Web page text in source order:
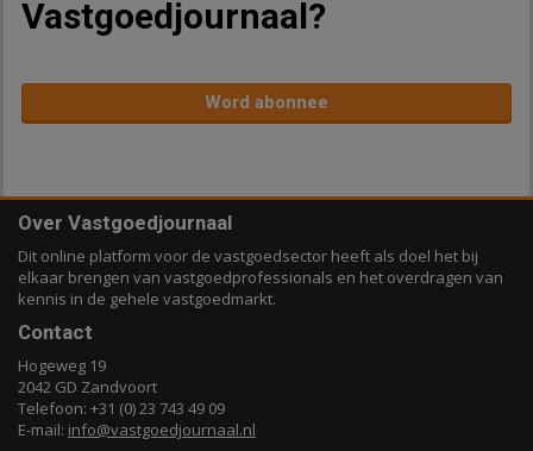
Vastgoedjournaal?
Word abonnee
Over Vastgoedjournaal
Dit online platform voor de vastgoedsector heeft als doel het bij
elkaar brengen van vastgoedprofessionals en het overdragen van
kennis in de gehele vastgoedmarkt.
Contact
Hogeweg 19
2042 GD Zandvoort
Telefoon: +31 (0) 23 743 49 09
E-mail: info@vastgoedjournaal.nl